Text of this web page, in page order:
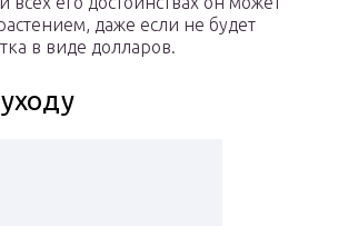
даже если не будет
в виде долларов.